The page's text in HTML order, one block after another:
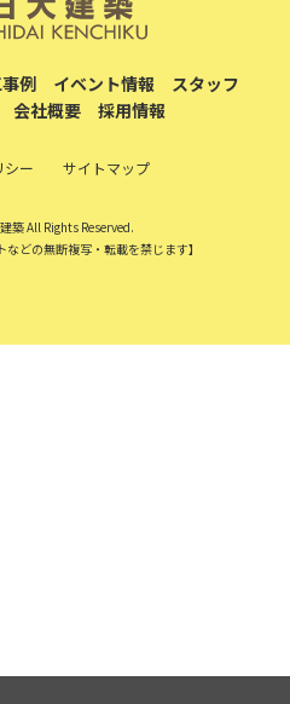
例 イベント情報
スタッフ
会社概要 採用情報
シー サイトマップ
築 All Rights Reserved.
などの無断複写・転載を禁じます】